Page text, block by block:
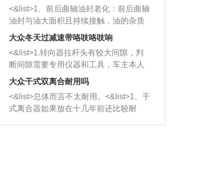
西取出来。但如果是因为积碳过多引起
的堵塞，就需要将三元催化器泡在草酸
洗剂对堵塞的情况得到解决，将清洗剂
放在燃油箱中，与燃油混合后，车辆启
动时，就可以和汽油一起进入到燃烧
室，最后形成废气排出，就可以让三元
催化器得到清洗，排气管堵塞的情况就
能够得到解决。
一圈半的练习，往右同样也要打相同的
圈数。 <&list>3、最后强调要反复练
习，这样就可以形成肌肉记忆，在真实
驾驶车辆时，不需要记忆也能打好方
向。
<&list>1、前后曲轴油封老化：前后曲轴
油封与油大面积且持续接触，油的杂质
和发动机内持续温度变化使其密封效果
逐渐减弱，导致渗油或漏油。<&list>2、
活塞间隙过大：积碳会使活塞环与缸体
的间隙扩大，导致机油流入燃烧室中，
造成烧机油。<&list>3、机油粘度。使用
机油粘度过小的话，同样会有烧机油现
象，机油粘度过小具有很好的流动性，
大众冬天过减速带咯吱咯吱响
<&list>1.转向器拉杆头有较大间隙，判
断间隙需要专用仪器和工具，车主本人
无法制作，需要将车辆送到修理厂或4s
店；<&list>2.车辆半轴套管防尘罩破
裂，破裂后会出现漏油现象，使半轴磨
损严重，磨损的半轴容易损坏，产生异
响；<&list>3.稳定器的转向胶套和球头
大众干式双离合耐用吗
<&list>总体而言不太耐用。<&list>1、干
式离合器如果放在十几年前还比较耐